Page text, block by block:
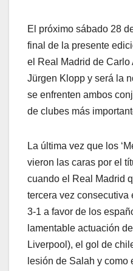
El próximo sábado 28
final de la presente
el Real Madrid de
Jürgen Klopp y será la
se enfrenten ambos
de clubes más
La última vez que los
vieron las caras por el
cuando el Real Madrid
tercera vez consecutiva
3-1 a favor de los
lamentable actuación
Liverpool), el gol de
lesión de Salah y como